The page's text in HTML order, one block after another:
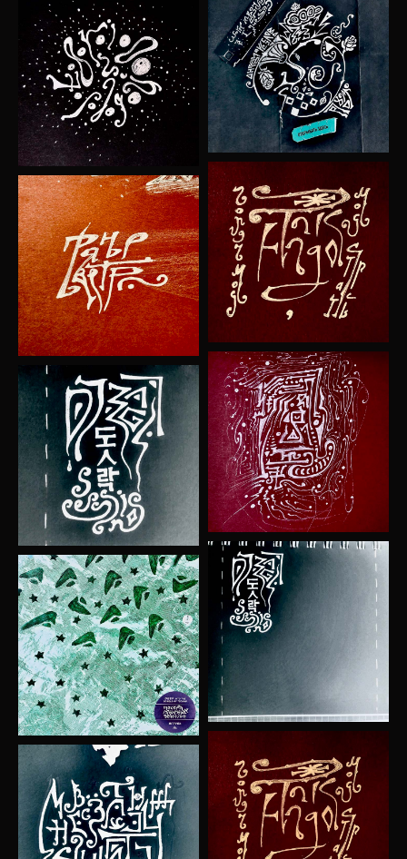
пообщаемся​?
email / phone / @name / +7 923...
чем могу помочь? how can i help you?
↳отправить
graphic design
graphic art
photography
blog
donate
telegram
instagram
студия Полянского, 2026
site version 6.6
политика конфиденциальности